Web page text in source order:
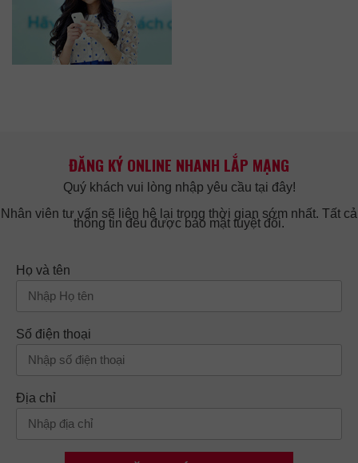
ĐĂNG KÝ ONLINE NHANH LẮP MẠNG
Quý khách vui lòng nhập yêu cầu tại đây!
Nhân viên tư vấn sẽ liên hệ lại trong thời gian sớm nhất. Tất cả
thông tin đều được bảo mật tuyệt đối.
Họ và tên
Số điện thoại
Địa chỉ